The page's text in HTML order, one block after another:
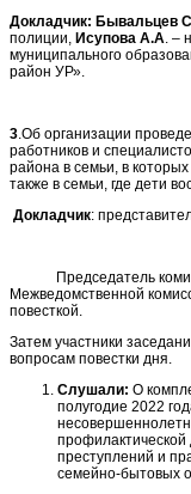
Докладчик: Бывальцев
полиции, Исупова А.А. –
муниципального
район УР».
3.Об организации
работников и
района в семьи, в
также в семьи, где дети
Докладчик:
Председатель
Межведомственной
повесткой.
Затем участники
вопросам повестки дня.
Слушали: О
полугодие 2022
преступлений и
семейно-бытовых